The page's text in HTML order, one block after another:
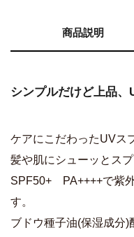
商品説明
シンプルだけど上品、
ケアにこだわったUVス
髪や肌にシューッとスプ
SPF50+ PA++++で紫
す。
ブドウ種子油(保湿成分)